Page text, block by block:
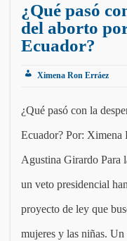
¿Qué pasó
del aborto
Ecuador?
Ximena Ron Erráez
¿Qué pasó con la
Ecuador? Por: Ximena
Agustina Girardo Para
un veto presidencial
proyecto de ley que
mujeres y las niñas.